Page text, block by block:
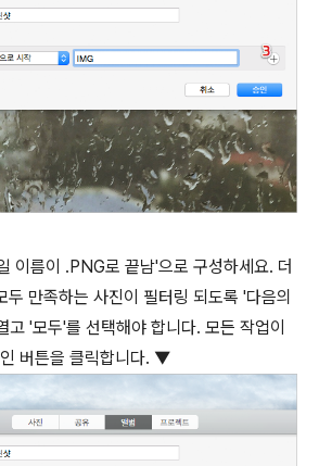
이름이 .PNG로 끝남'으로 구성하세요. 더
만족하는 사진이 필터링 되도록 '다음의
고 '모두'를 선택해야 합니다. 모든 작업이
버튼을 클릭합니다. ▼